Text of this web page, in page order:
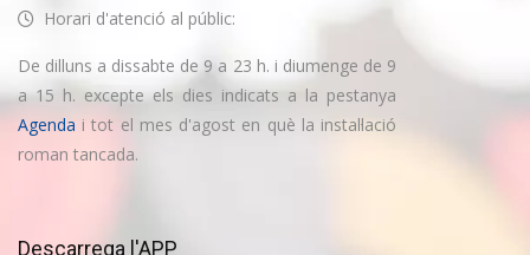
Horari d'atenció al públic:
De dilluns a dissabte de 9 a 23 h. i diumenge de 9
a 15 h. excepte els dies indicats a la pestanya
Agenda i tot el mes d'agost en què la instal·lació
roman tancada.
Descarrega l'APP